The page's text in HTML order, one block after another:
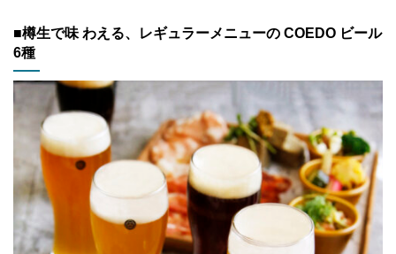
■樽⽣で味 わえる、レギュラーメニューの COEDO ビール
6種